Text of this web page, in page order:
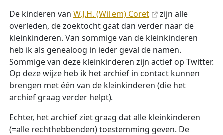
De kinderen van W.J.H. (Willem) Coret
zijn alle
overleden, de zoektocht gaat dan verder naar de
kleinkinderen. Van sommige van de kleinkinderen
heb ik als genealoog in ieder geval de namen.
Sommige van deze kleinkinderen zijn actief op Twitter.
Op deze wijze heb ik het archief in contact kunnen
brengen met één van de kleinkinderen (die het
archief graag verder helpt).
Echter, het archief ziet graag dat alle kleinkinderen
(=alle rechthebbenden) toestemming geven. De